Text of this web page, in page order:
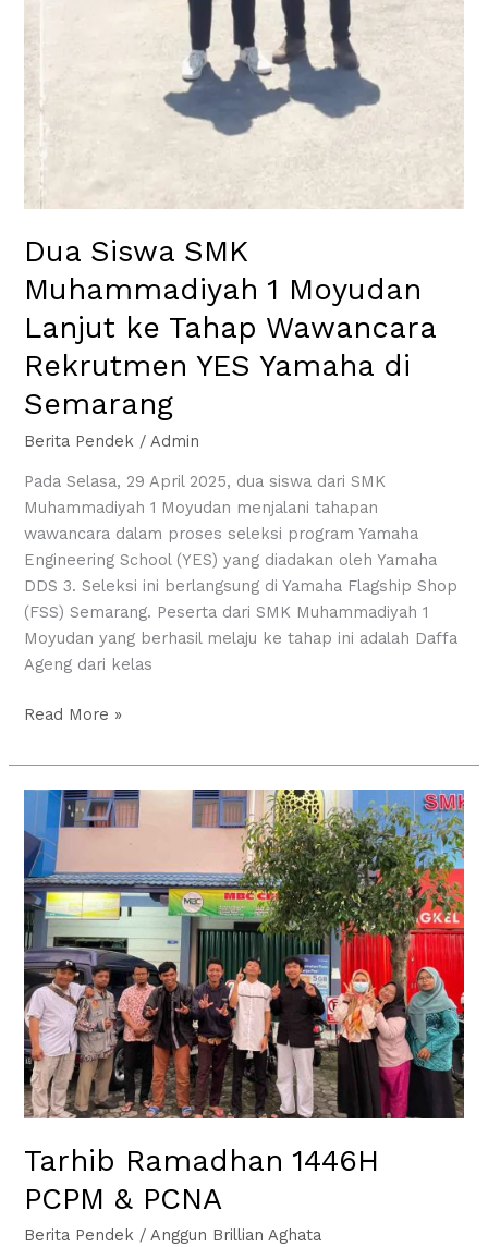
Dua Siswa SMK
Muhammadiyah 1 Moyudan
Lanjut ke Tahap Wawancara
Rekrutmen YES Yamaha di
Semarang
Berita Pendek /Admin
Pada Selasa, 29 April 2025, dua siswa dari SMK
Muhammadiyah 1 Moyudan menjalani tahapan
wawancara dalam proses seleksi program Yamaha
Engineering School (YES) yang diadakan oleh Yamaha
DDS 3. Seleksi ini berlangsung di Yamaha Flagship Shop
(FSS) Semarang. Peserta dari SMK Muhammadiyah 1
Moyudan yang berhasil melaju ke tahap ini adalah Daffa
Ageng dari kelas
Read More »
Tarhib Ramadhan 1446H
PCPM & PCNA
Berita Pendek /Anggun Brillian Aghata
Tarhib
Ramadhan
1446H
PCPM
&
PCNA